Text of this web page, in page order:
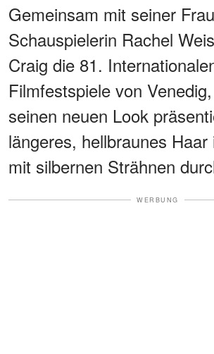
Gemeinsam mit seiner
Schauspielerin Rachel
Craig die 81.
Filmfestspiele von
seinen neuen Look
längeres, hellbraunes
mit silbernen Strähnen
WERBUNG